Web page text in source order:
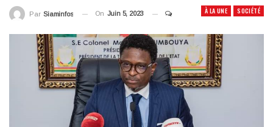
À LA UNE SOCIÉTÉ
Par Siaminfos On Juin 5, 2023